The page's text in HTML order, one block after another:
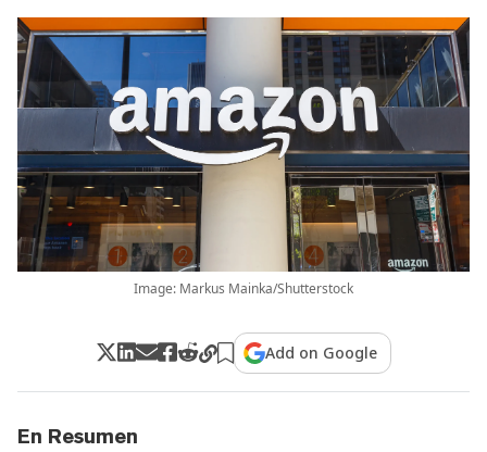
Image: Markus Mainka/Shutterstock
Add on Google
En Resumen